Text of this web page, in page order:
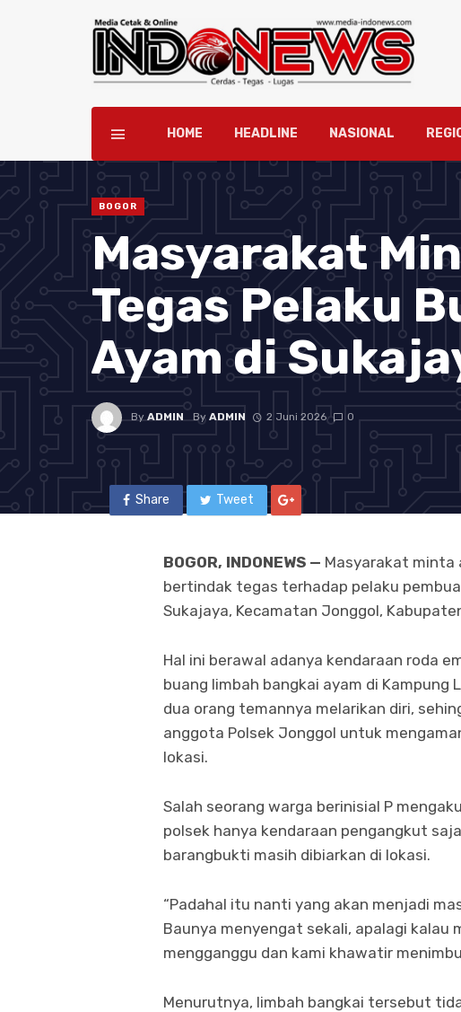
HOME HEADLINE NASIONAL
BOGOR
Masyarakat
Tegas Pelaku
Ayam di
ByADMIN ByADMIN 2 Juni 2026 0
Share Tweet
BOGOR, INDONEWS — Masyarakat minta
bertindak tegas terhadap pelaku
Sukajaya, Kecamatan Jonggol,
Hal ini berawal adanya kendaraan roda
buang limbah bangkai ayam di Kampung
dua orang temannya melarikan diri,
anggota Polsek Jonggol untuk
lokasi.
Salah seorang warga berinisial P
polsek hanya kendaraan pengangkut
barangbukti masih dibiarkan di lokasi.
“Padahal itu nanti yang akan menjadi
Baunya menyengat sekali, apalagi kalau
mengganggu dan kami khawatir
Menurutnya, limbah bangkai tersebut